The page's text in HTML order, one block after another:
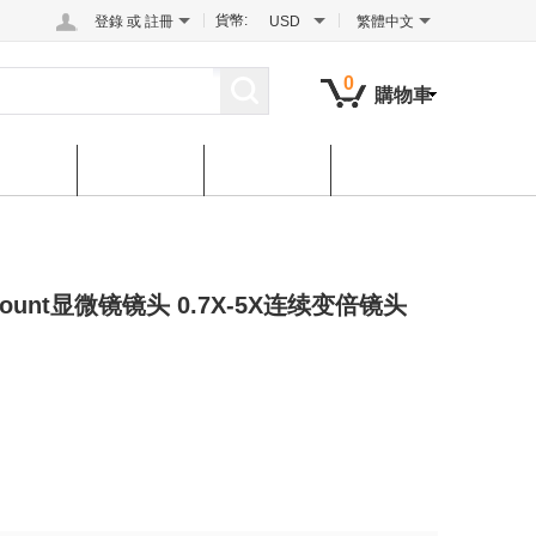
登錄 或 註冊 貨幣: USD 繁體中文
0
購物車
显微镜镜头 0.7X-5X连续变倍镜头